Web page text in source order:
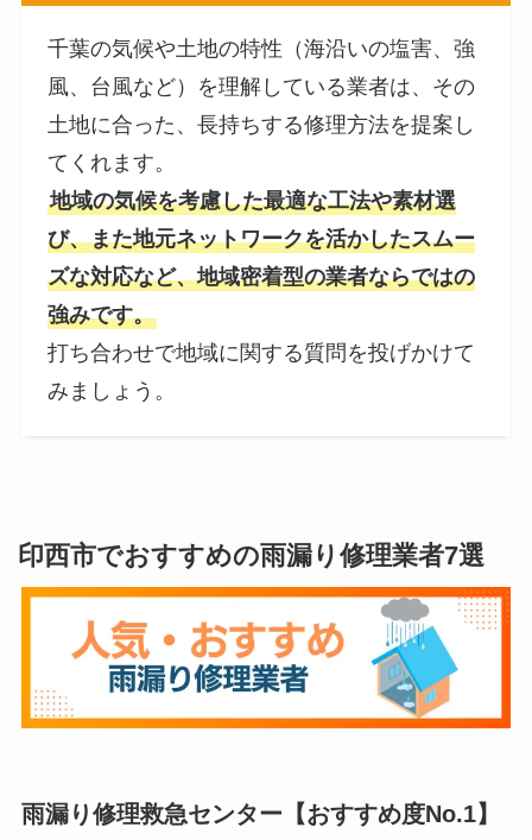
千葉の気候や土地の特性（海沿いの塩害、強
風、台風など）を理解している業者は、その
土地に合った、長持ちする修理方法を提案し
てくれます。
地域の気候を考慮した最適な工法や素材選
び、また地元ネットワークを活かしたスムー
ズな対応など、地域密着型の業者ならではの
強みです。
打ち合わせで地域に関する質問を投げかけて
みましょう。
印西市でおすすめの雨漏り修理業者7選
雨漏り修理救急センター【おすすめ度No.1】